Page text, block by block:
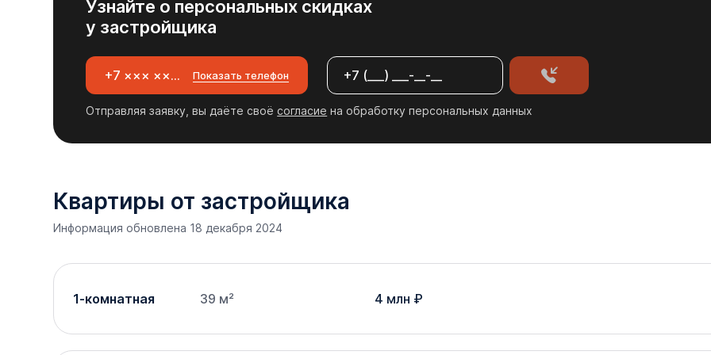
ключ».Узнайте о персональных скидках
у застройщика
+7 ××× ×××-××-××Показать телефон
Отправляя заявку, вы даёте своё согласие на обработку персональных данных
Квартиры от застройщика
Информация обновлена 18 декабря 2024
1-комнатная 39 м² 4 млн ₽